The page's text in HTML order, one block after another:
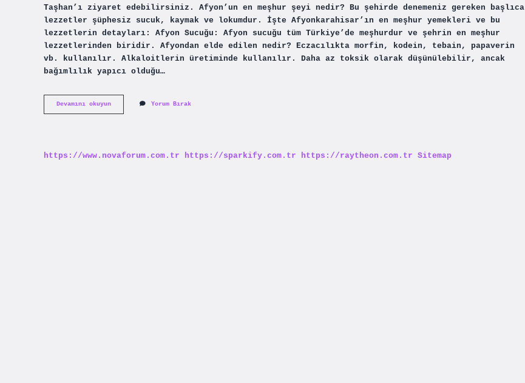
Taşhan’ı ziyaret edebilirsiniz. Afyon’un en meşhur şeyi nedir? Bu şehirde denemeniz gereken başlıca
lezzetler şüphesiz sucuk, kaymak ve lokumdur. İşte Afyonkarahisar’ın en meşhur yemekleri ve bu
lezzetlerin detayları: Afyon Sucuğu: Afyon sucuğu tüm Türkiye’de meşhurdur ve şehrin en meşhur
lezzetlerinden biridir. Afyondan elde edilen nedir? Eczacılıkta morfin, kodein, tebain, papaverin
vb. kullanılır. Alkaloitlerin üretiminde kullanılır. Daha az toksik olarak düşünülebilir, ancak
bağımlılık yapıcı olduğu…
Devamını okuyunAfyondan
Ne
Yorum Bırak
https://www.novaforum.com.tr https://sparkify.com.tr https://raytheon.com.tr Sitemap